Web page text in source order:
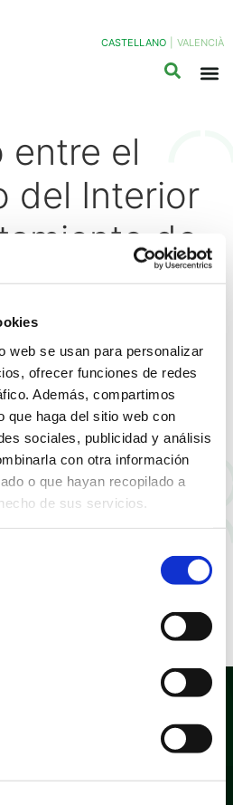
web se usan para personalizar
ofrecer funciones de redes
Además, compartimos
que haga del sitio web con
sociales, publicidad y análisis
con otra información
o que hayan recopilado a
de sus servicios.
CASTELLANO VALENCIÀ
entre el
del Interior
de
del
Vicent
para la
de los
policía
de
integral
de
género”.